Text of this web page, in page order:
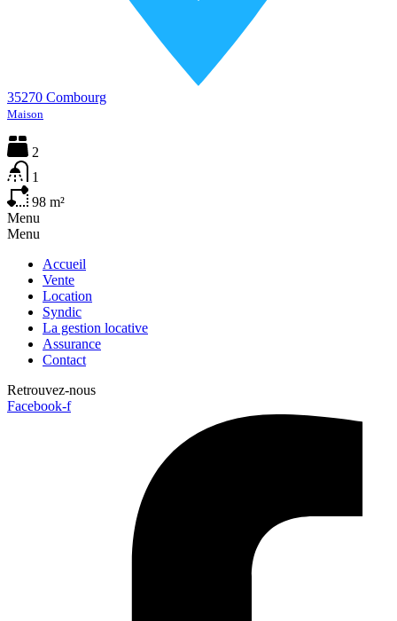
35270 Combourg
Maison
2
1
98 m²
Menu
Menu
Accueil
Vente
Location
Syndic
La gestion locative
Assurance
Contact
Retrouvez-nous
Facebook-f